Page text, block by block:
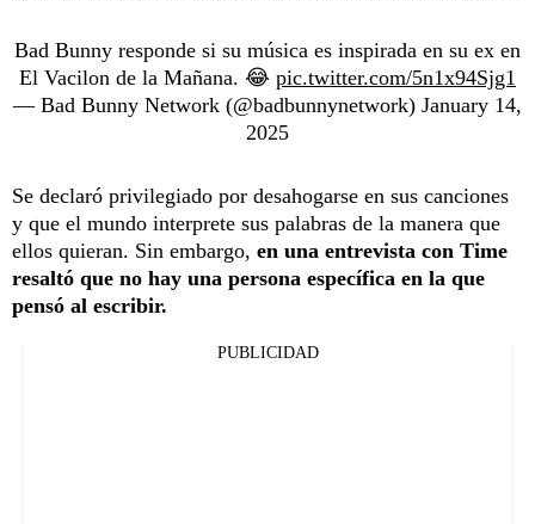
Bad Bunny responde si su música es inspirada en su ex en
El Vacilon de la Mañana. 😂 pic.twitter.com/5n1x94Sjg1
— Bad Bunny Network (@badbunnynetwork) January 14,
2025
Se declaró privilegiado por desahogarse en sus canciones
y que el mundo interprete sus palabras de la manera que
ellos quieran. Sin embargo, en una entrevista con Time
resaltó que no hay una persona específica en la que
pensó al escribir.
PUBLICIDAD